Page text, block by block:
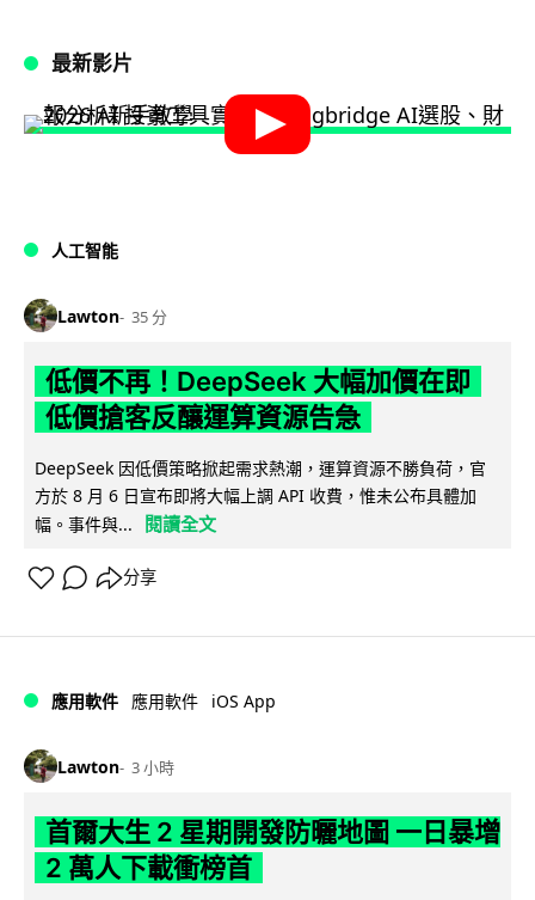
最新影片
人工智能
Lawton 35 分
低價不再！DeepSeek 大幅加價在即
低價搶客反釀運算資源告急
DeepSeek 因低價策略掀起需求熱潮，運算資源不勝負荷，官
方於 8 月 6 日宣布即將大幅上調 API 收費，惟未公布具體加
幅。事件與...
閱讀全文
分享
應用軟件 應用軟件 iOS App
Lawton 3 小時
首爾大生 2 星期開發防曬地圖 一日暴增
2 萬人下載衝榜首